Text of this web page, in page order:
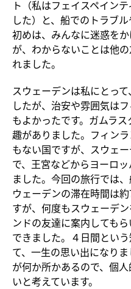
ト（私はフェイスペイン
した）と、船でのトラブ
初めは、みんなに迷惑を
が、わからないことは他
れました。
スウェーデンは私にとっ
したが、治安や雰囲気は
もよかったです。ガムラ
趣がありました。フィン
もない国ですが、スウェ
で、王宮などからヨーロ
ました。今回の旅行では
ウェーデンの滞在時間は
すが、何度もスウェーデ
ンドの友達に案内しても
できました。４日間とい
て、一生の思い出になり
が何か所かあるので、個
いと考えています。